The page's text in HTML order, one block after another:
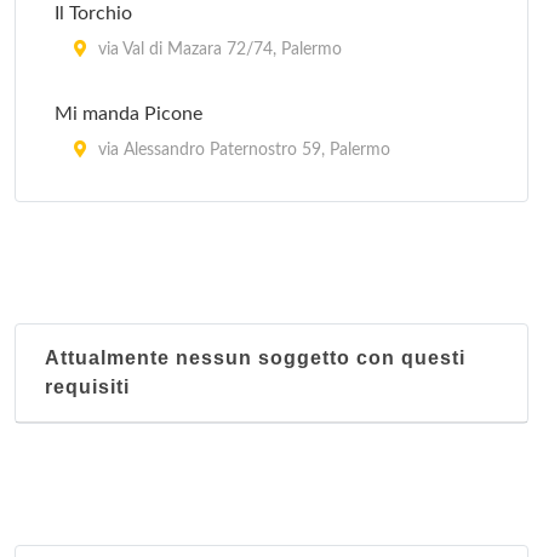
Il Torchio
via Val di Mazara 72/74, Palermo
Mi manda Picone
via Alessandro Paternostro 59, Palermo
via Ludovico Ariosto 11 a, Palermo
Attualmente nessun soggetto con questi
requisiti